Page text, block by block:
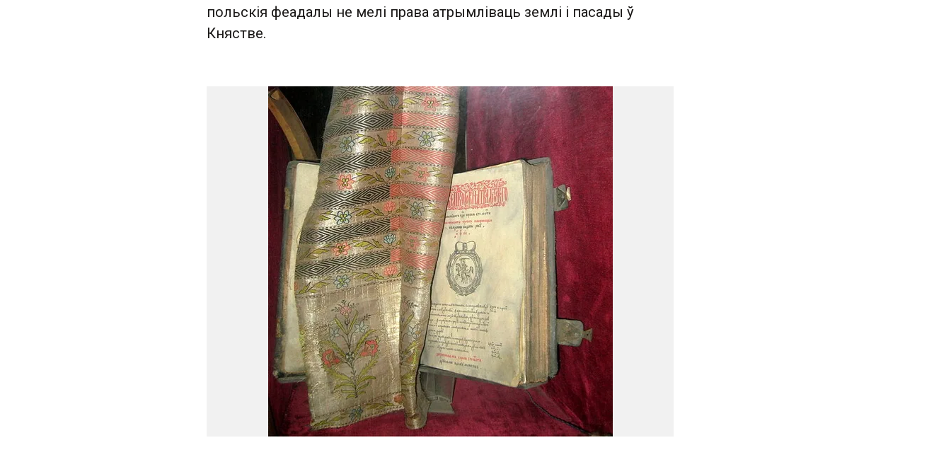
польскія феадалы не мелі права атрымліваць землі і пасады ў
Княстве.